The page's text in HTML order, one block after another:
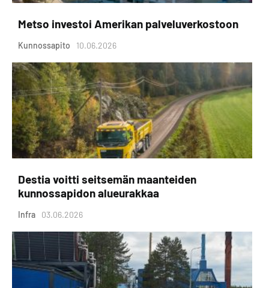
Metso investoi Amerikan palveluverkostoon
Kunnossapito 10.06.2026
Destia voitti seitsemän maanteiden
kunnossapidon alueurakkaa
Infra 03.06.2026